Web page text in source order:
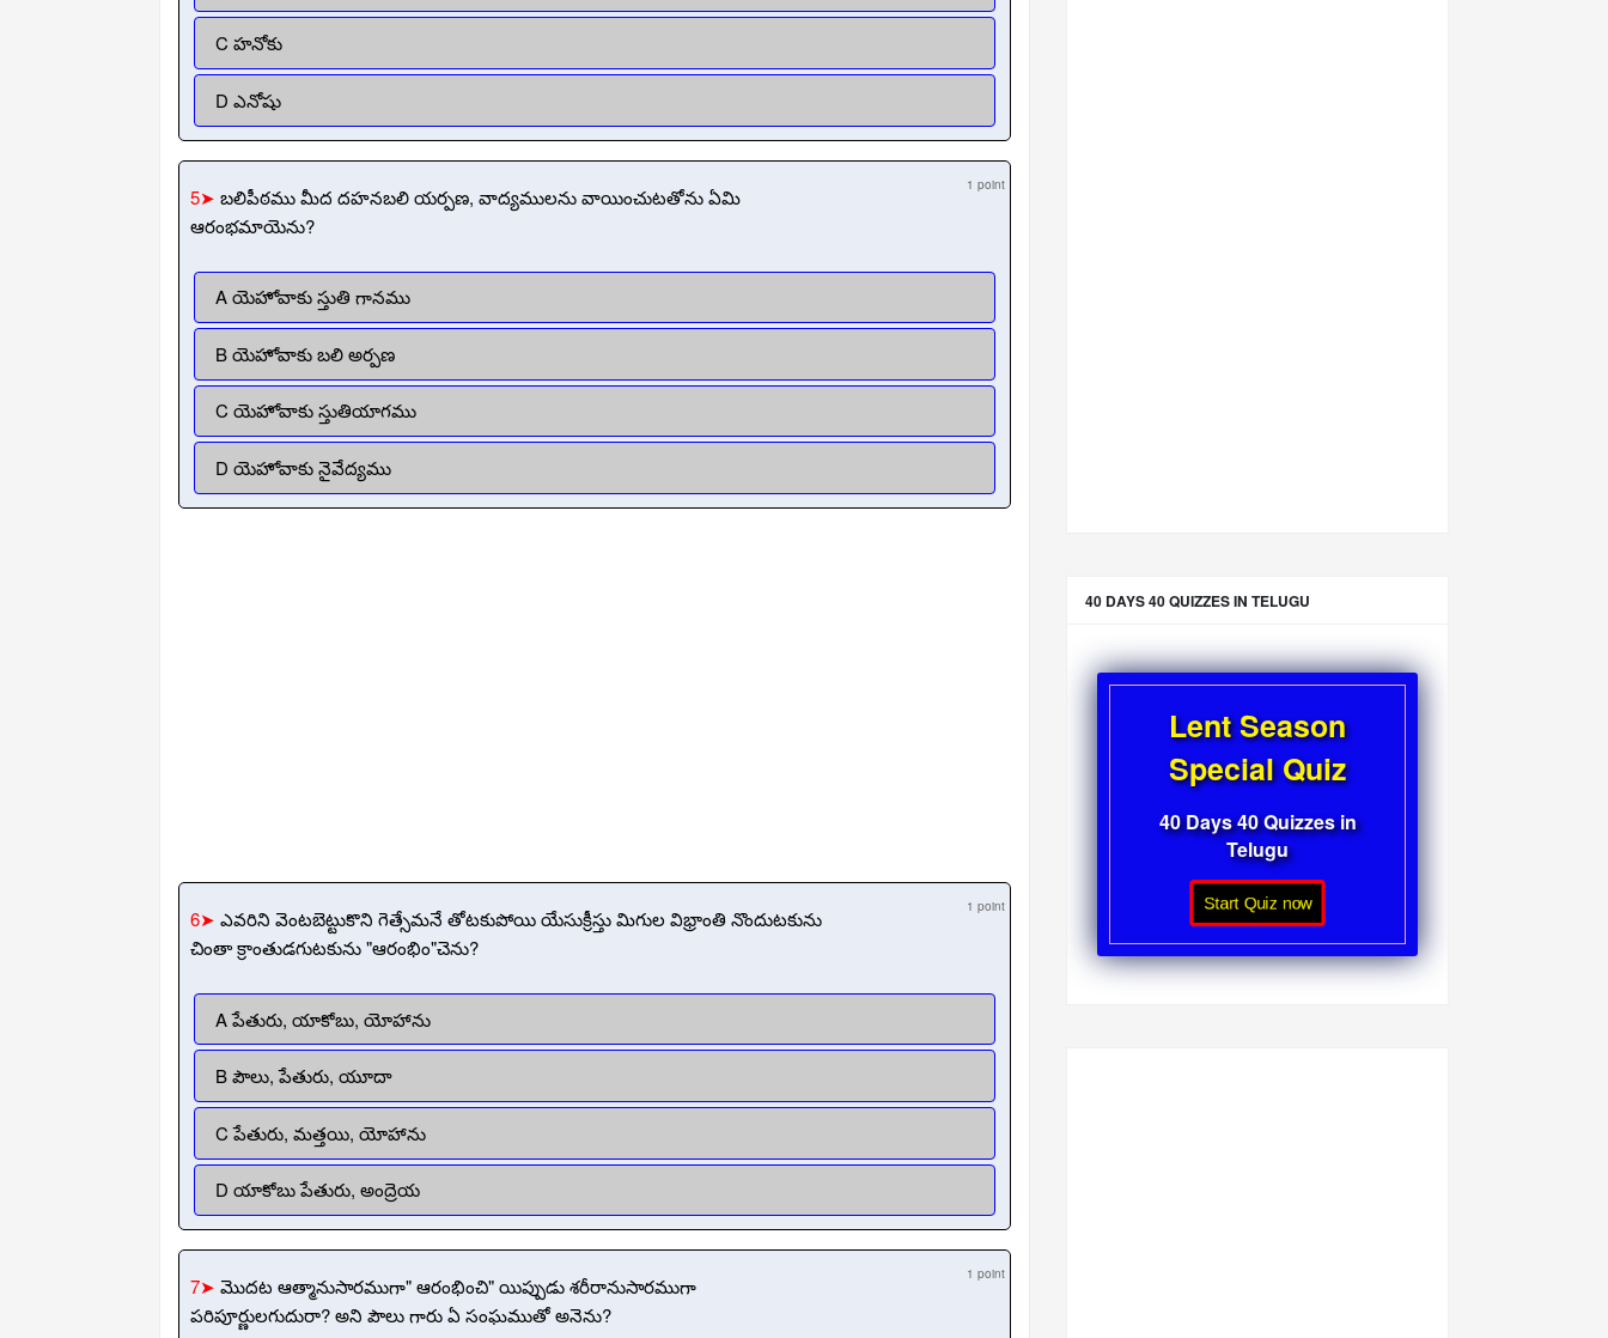
C హనోకు
D ఎనోషు
5➤ బలిపీఠము మీద దహనబలి యర్పణ, వాద్యములను వాయించుటతోను ఏమి
ఆరంభమాయెను?
1 point
A యెహోవాకు స్తుతి గానము
B యెహోవాకు బలి అర్పణ
C యెహోవాకు స్తుతియాగము
D యెహోవాకు నైవేద్యము
6➤ ఎవరిని వెంటబెట్టుకొని గెత్సేమనే తోటకుపోయి యేసుక్రీస్తు మిగుల విభ్రాంతి నొందుటకును
చింతా క్రాంతుడగుటకును "ఆరంభిం"చెను?
1 point
A పేతురు, యాకోబు, యోహాను
B పౌలు, పేతురు, యూదా
C పేతురు, మత్తయి, యోహాను
D యాకోబు పేతురు, అంద్రెయ
7➤ మొదట ఆత్మానుసారముగా" ఆరంభించి" యిప్పుడు శరీరానుసారముగా
పరిపూర్ణులగుదురా? అని పౌలు గారు ఏ సంఘముతో అనెను?
1 point
40 DAYS 40 QUIZZES IN TELUGU
Lent Season
Special Quiz
40 Days 40 Quizzes in
Telugu
Start Quiz now